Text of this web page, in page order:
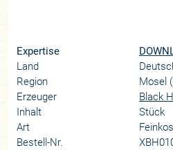
Expertise
Land
Region
Mosel
Erzeuger
Black
Inhalt
Stück
Art
Bestell-Nr.